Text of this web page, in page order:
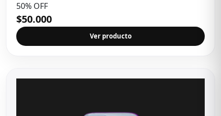
50% OFF
$50.000
Ver producto